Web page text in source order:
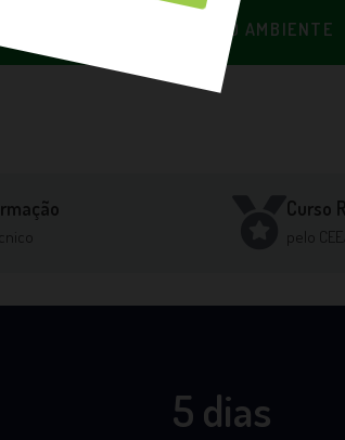
EM TÉCNICO EM MEIO AMBIENTE
Curso
pelo
5 dias